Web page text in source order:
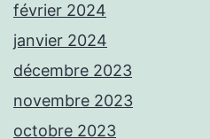
février 2024
janvier 2024
décembre 2023
novembre 2023
octobre 2023